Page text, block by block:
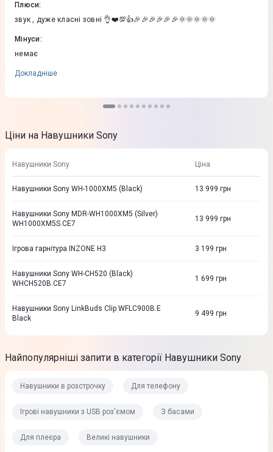
Плюси:
звук , дуже класні зовні 👌❤️💯👍🎉🎉🎉🎉🎉🎉🌞🌞🌞🌞🌞
Мінуси:
немає
Докладніше
Ціни на Навушники Sony
Навушники Sony Ціна
Навушники Sony WH-1000XM5 (Black) 13 999 грн
Навушники Sony MDR-WH1000XM5 (Silver)
WH1000XM5S.CE7
13 999 грн
Ігрова гарнітура INZONE H3 3 199 грн
Навушники Sony WH-CH520 (Black)
WHCH520B.CE7
1 699 грн
Навушники Sony LinkBuds Clip WFLC900B.E
Black
9 499 грн
Найпопулярніші запити в категорії Навушники Sony
Навушники в розстрочку Для телефону
Ігрові навушники з USB роз'ємом З басами
Для плеєра Великі навушники